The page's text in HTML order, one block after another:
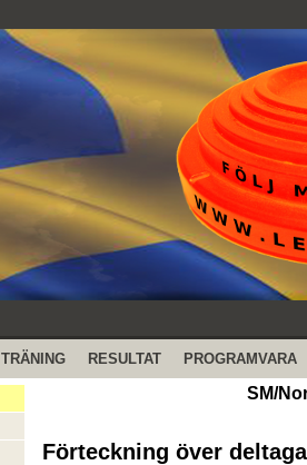
TRÄNING RESULTAT PROGRAMVARA
SM/
Förteckning över